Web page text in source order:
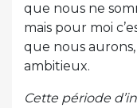
que nous ne
mais pour moi
que nous
ambitieux.
Cette période